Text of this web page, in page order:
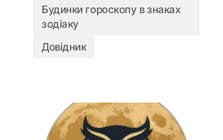
Будинки гороскопу в знаках
зодіаку
Довідник